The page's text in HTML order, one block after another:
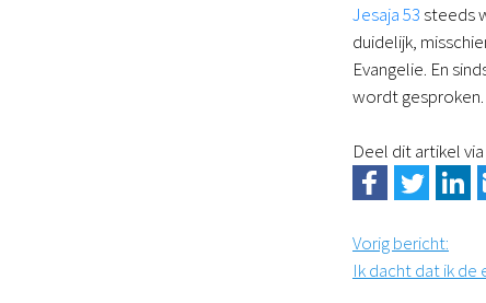
Jesaja 53steeds
duidelijk,
Evangelie. En
wordt gesproken.
Deel dit artikel via
Vorig bericht:
Ik dacht dat ik